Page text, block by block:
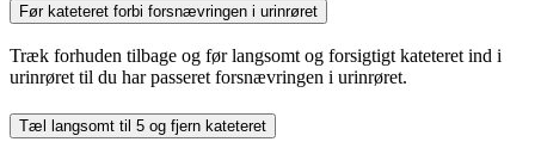
Før kateteret forbi forsnævringen i urinrøret
Træk forhuden tilbage og før langsomt og forsigtigt kateteret ind i
urinrøret til du har passeret forsnævringen i urinrøret.
Tæl langsomt til 5 og fjern kateteret